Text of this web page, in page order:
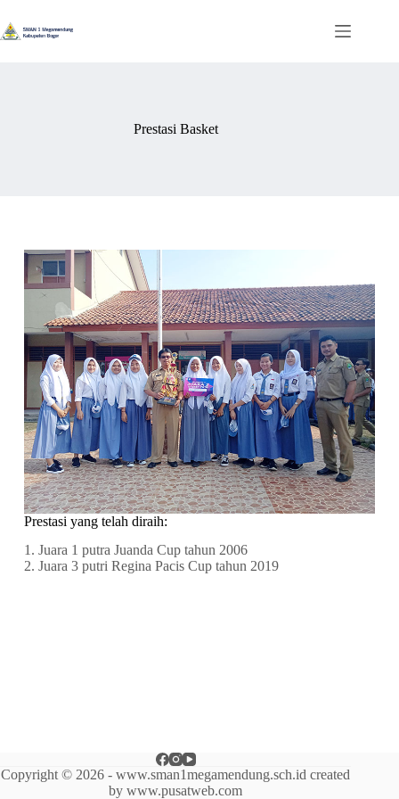
Prestasi Basket
Prestasi yang telah diraih:
1. Juara 1 putra Juanda Cup tahun 2006
2. Juara 3 putri Regina Pacis Cup tahun 2019
Copyright © 2026 - www.sman1megamendung.sch.id created
by www.pusatweb.com